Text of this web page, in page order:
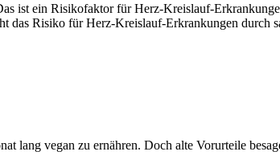
ist ein Risikofaktor für Herz-Kreislauf-
Risiko für Herz-Kreislauf-Erkrankungen durch
lang vegan zu ernähren. Doch alte Vorurteile